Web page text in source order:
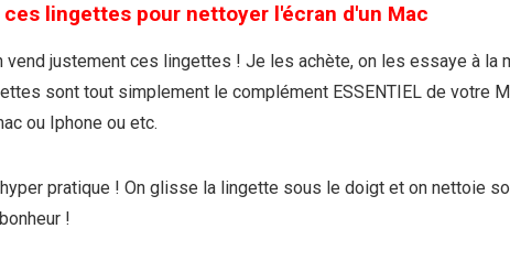
ces lingettes pour nettoyer l'écran d'un Mac
vend justement ces lingettes ! Je les achète, on les essaye à la
sont tout simplement le complément ESSENTIEL de votre
ou Iphone ou etc.
pratique ! On glisse la lingette sous le doigt et on nettoie
!